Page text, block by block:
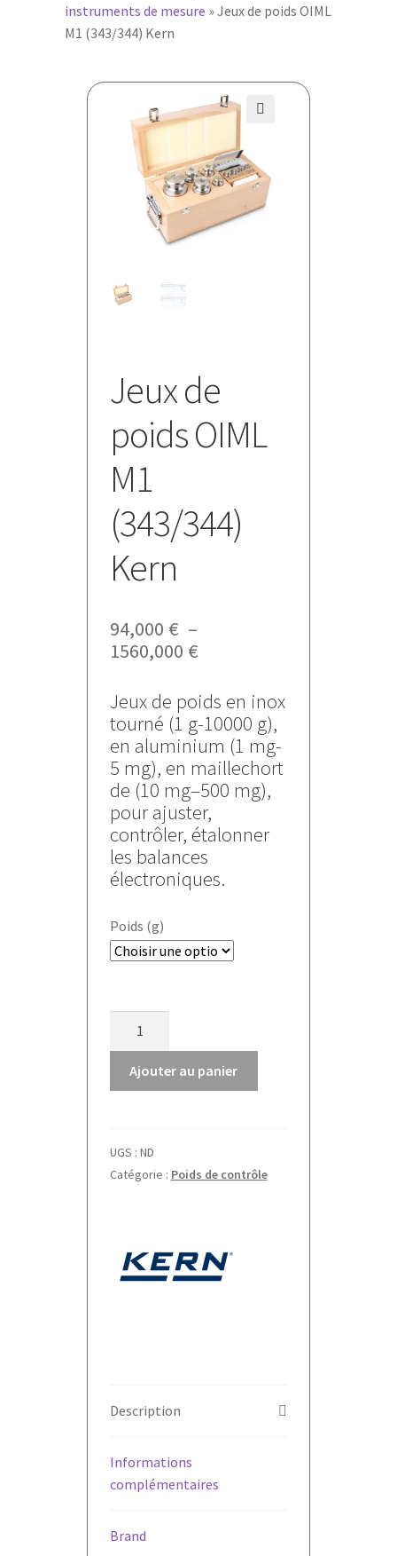
instruments de mesure »Jeux de poids OIML
M1 (343/344) Kern
Jeux de
poids OIML
M1
(343/344)
Kern
94,000 € –
1560,000 €Plage
prix :
94,000 €
à
1560,000 €
Jeux de poids en inox
tourné (1 g-10000 g),
en aluminium (1 mg-
5 mg), en maillechort
de (10 mg–500 mg),
pour ajuster,
contrôler, étalonner
les balances
électroniques.
Poids (g)
Jeux
de
M1
(343/344)
Ajouter au panier
UGS : ND
Catégorie : Poids de contrôle
Description
Informations
complémentaires
Brand